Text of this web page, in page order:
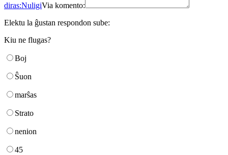
diras:NuligiVia komento:
Elektu la ĝustan respondon sube:
Kiu ne flugas?
Boj
Ŝuon
marŝas
Strato
nenion
45